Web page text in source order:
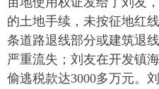
的土地手续，未按征地红
条道路退线部分或建筑退
严重流失；刘友在开发镇
偷逃税款达3000多万元。